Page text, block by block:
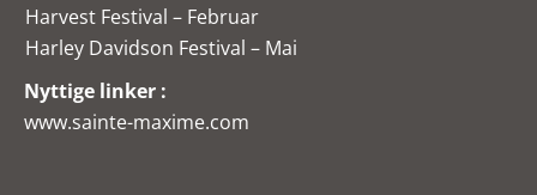
Harvest Festival – Februar
Harley Davidson Festival – Mai
Nyttige linker :
www.sainte-maxime.com